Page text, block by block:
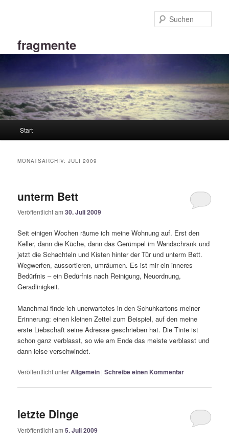
fragmente
Start
MONATSARCHIV:JULI 2009
unterm Bett
Veröffentlicht am30. Juli 2009
Seit einigen Wochen räume ich meine Wohnung auf. Erst den
Keller, dann die Küche, dann das Gerümpel im Wandschrank und
jetzt die Schachteln und Kisten hinter der Tür und unterm Bett.
Wegwerfen, aussortieren, umräumen. Es ist mir ein inneres
Bedürfnis – ein Bedürfnis nach Reinigung, Neuordnung,
Geradlinigkeit.
Manchmal finde ich unerwartetes in den Schuhkartons meiner
Erinnerung: einen kleinen Zettel zum Beispiel, auf den meine
erste Liebschaft seine Adresse geschrieben hat. Die Tinte ist
schon ganz verblasst, so wie am Ende das meiste verblasst und
dann leise verschwindet.
Veröffentlicht unterAllgemein |Schreibe einen Kommentar
letzte Dinge
Veröffentlicht am5. Juli 2009